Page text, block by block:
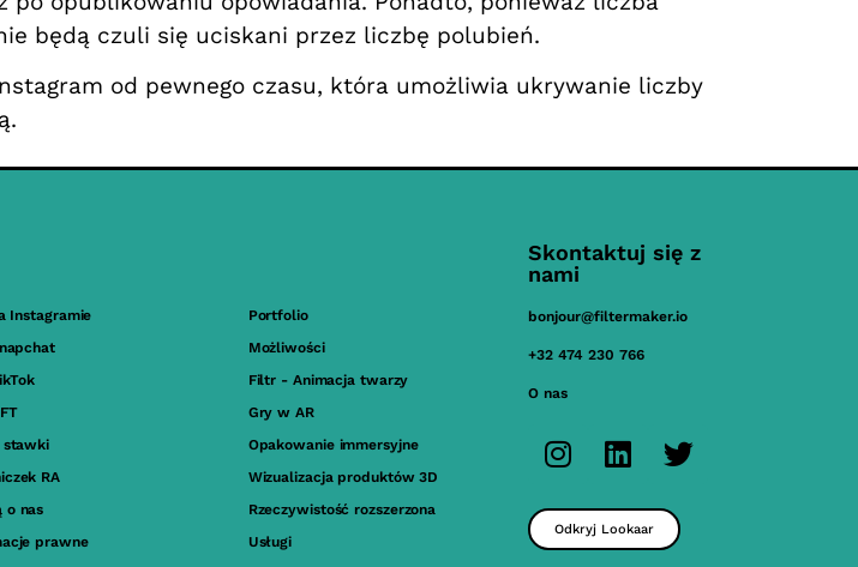
będą czuli się uciskani przez liczbę polubień.
od pewnego czasu, która umożliwia ukrywanie liczby
Instagramie
stawki
RA
o nas
prawne
Portfolio
Możliwości
Filtr - Animacja twarzy
Gry w AR
Opakowanie immersyjne
Wizualizacja produktów 3D
Rzeczywistość rozszerzona
Usługi
Skontaktuj się z
nami
bonjour@filtermaker.io
+32 474 230 766
O nas
Odkryj Lookaar